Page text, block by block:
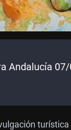
Andalucía
turística